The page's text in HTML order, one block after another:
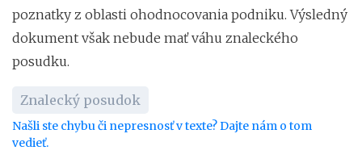
poznatky z oblasti ohodnocovania podniku. Výsledný
dokument však nebude mať váhu znaleckého
posudku.
Znalecký posudok
Našli ste chybu či nepresnosť v texte? Dajte nám o tom
vedieť.